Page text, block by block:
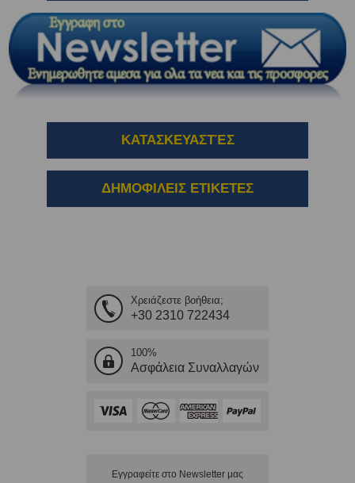
ΚΑΤΑΣΚΕΥΑΣΤΈΣ
ΔΗΜΟΦΙΛΕΙΣ ΕΤΙΚΕΤΕΣ
Χρειάζεστε βοήθεια;
+30 2310 722434
100%
Ασφάλεια Συναλλαγών
Εγγραφείτε στο Νewsletter μας